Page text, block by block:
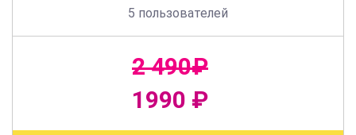
5 пользователей
2 490₽
1990 ₽